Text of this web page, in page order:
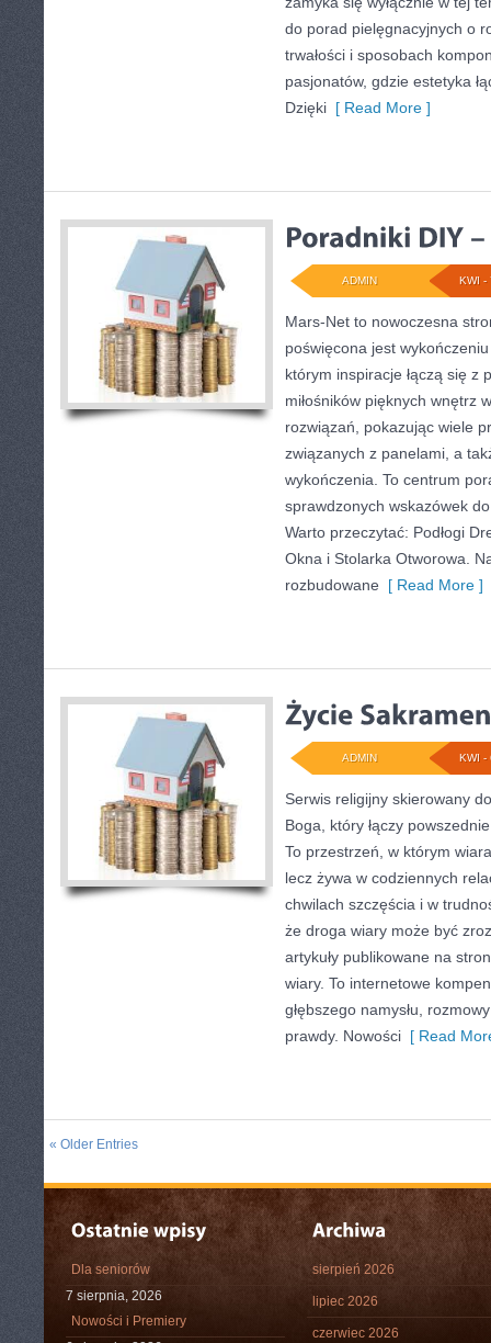
do porad pielęgnacyjnych o
trwałości i sposobach
pasjonatów, gdzie estetyka
Dzięki [ Read More ]
KWI -
ADMIN
Mars-Net to nowoczesna
poświęcona jest
którym inspiracje łączą się z
miłośników pięknych wnętrz
rozwiązań, pokazując wiele
związanych z panelami, a
wykończenia. To centrum
sprawdzonych wskazówek
Warto przeczytać: Podłogi
Okna i Stolarka Otworowa.
rozbudowane [ Read More ]
KWI -
ADMIN
Serwis religijny skierowany
Boga, który łączy
To przestrzeń, w którym
lecz żywa w codziennych
chwilach szczęścia i w
że droga wiary może być
artykuły publikowane na
wiary. To internetowe
głębszego namysłu,
prawdy. Nowości [ Read
« Older Entries
Dla seniorów
7 sierpnia, 2026
Nowości i Premiery
sierpień 2026
lipiec 2026
czerwiec 2026